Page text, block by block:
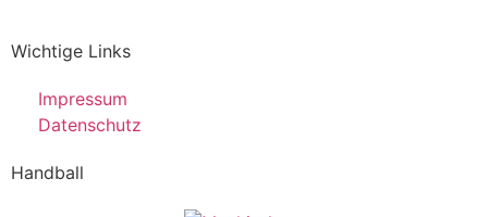
Wichtige Links
Impressum
Datenschutz
Handball